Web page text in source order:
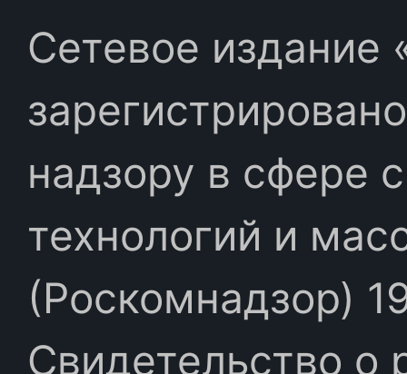
Сетевое издание
надзору в сфере
технологий и
(Роскомнадзор)
Свидетельство